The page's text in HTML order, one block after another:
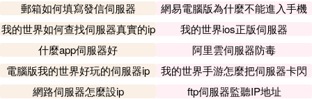
郵箱如何填寫發信伺服器
網易電腦版為什麼不能進入手機
伺服器
我的世界如何查找伺服器真實的ip
我的世界ios正版伺服器
什麼app伺服器好
阿里雲伺服器防毒
電腦版我的世界好玩的伺服器ip
我的世界手游怎麼把伺服器卡閃
退
網路伺服器怎麼設ip ftp伺服器監聽IP地址